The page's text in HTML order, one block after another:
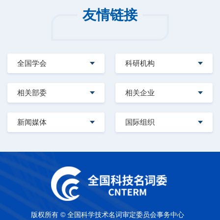
友情链接
全国学会 科研机构
相关部委 相关企业
新闻媒体 国际组织
版权所有 © 全国科学技术名词审定委员会事务中心